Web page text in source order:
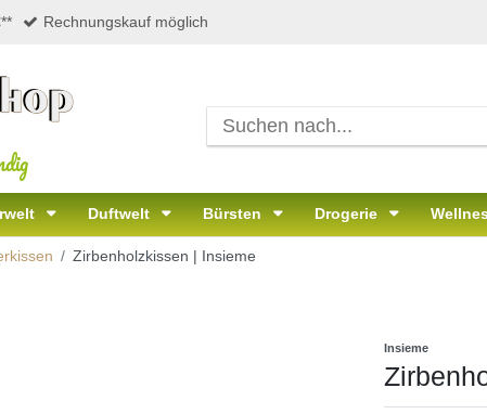
Rechnungskauf möglich
Duftwelt Bürsten Drogerie
Zirbenholzkissen | Insieme
Insieme